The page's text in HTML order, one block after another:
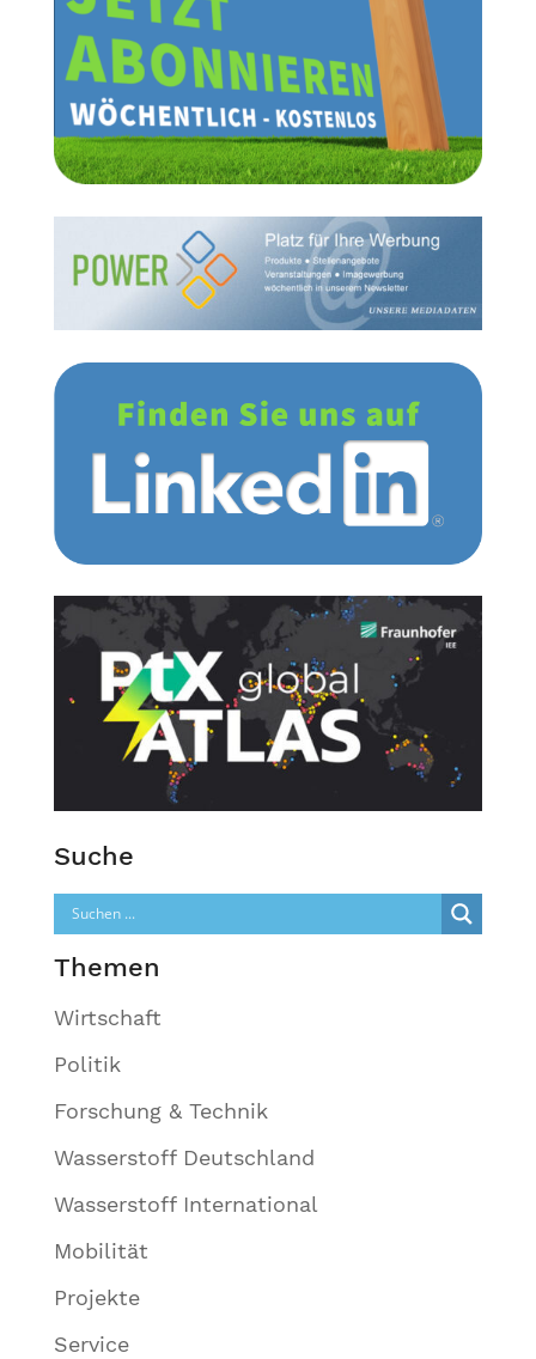
Suche
Themen
Wirtschaft
Politik
Forschung & Technik
Wasserstoff Deutschland
Wasserstoff International
Mobilität
Projekte
Service